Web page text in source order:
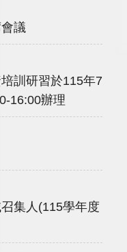
議
訓研習於115年7
16:00辦理
集人(115學年度